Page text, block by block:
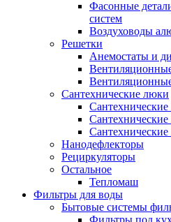
Фасонные
систем
Воздуховоды
Решетки
Анемостаты и
Сантехнические люки
Нанодефлекторы
Рециркуляторы
Остальное
Тепломаш
Фильтры для воды
Бытовые системы
Фильтры под